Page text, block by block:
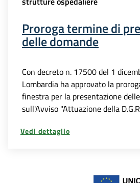
Proroga termine di
delle domande
Con decreto n. 17500 del 1
Lombardia ha approvato la
finestra per la presentazione
sull'Avviso "Attuazione della
Vedi dettaglio